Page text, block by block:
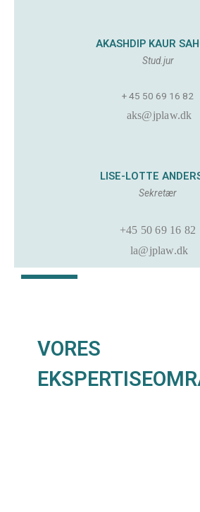
AKASHDIP KAUR
Stud.jur
+ 45 50 69 16 82
aks@jplaw.dk
LISE-LOTTE
Sekretær
+45 50 69 16 82
la@jplaw.dk
VORES